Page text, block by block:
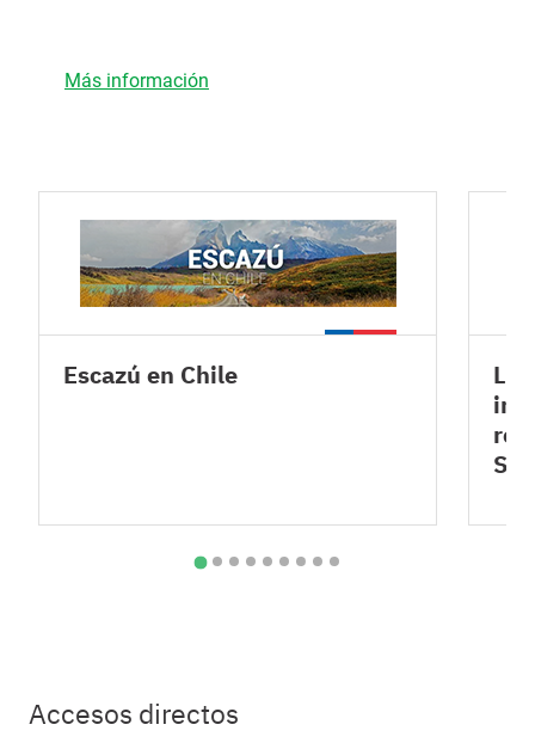
Más información
Escazú en Chile
Accesos directos